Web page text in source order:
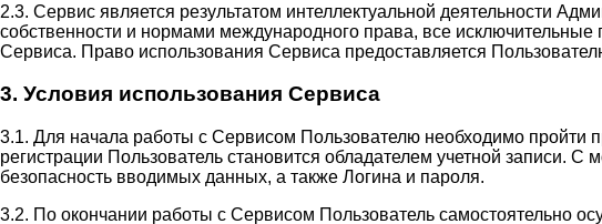
2.3. Сервис является результатом интеллектуальной деятельности
собственности и нормами международного права, все
Сервиса. Право использования Сервиса предоставляется
3. Условия использования Сервиса
3.1. Для начала работы с Сервисом Пользователю необходимо пройти
регистрации Пользователь становится обладателем учетной записи. С
безопасность вводимых данных, а также Логина и пароля.
3.2. По окончании работы с Сервисом Пользователь самостоятельно